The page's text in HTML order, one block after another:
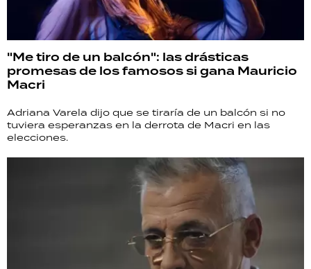
"Me tiro de un balcón": las drásticas
promesas de los famosos si gana Mauricio
Macri
Adriana Varela dijo que se tiraría de un balcón si no
tuviera esperanzas en la derrota de Macri en las
elecciones.